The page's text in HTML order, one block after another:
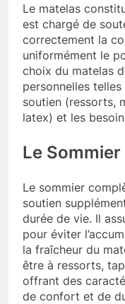
Le matelas
est chargé de
correctement la
uniformément le
choix du matelas
personnelles
soutien (ressorts,
latex) et les
Le
Le sommier
soutien
durée de vie. Il
pour éviter
la fraîcheur du
être à ressorts,
offrant des
de confort et de